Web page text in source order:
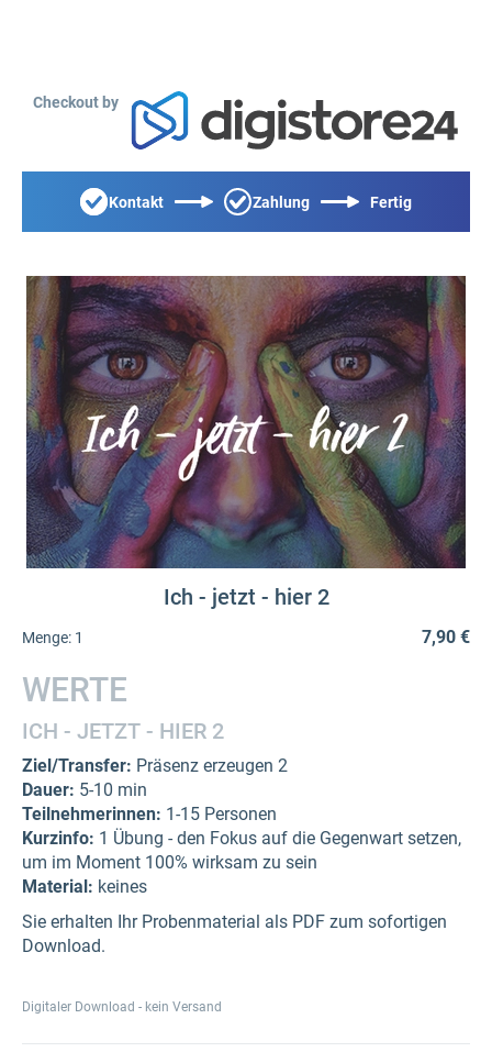
Checkout by
Kontakt Zahlung Fertig
Ich - jetzt - hier 2
Menge: 1 7,90 €
WERTE
ICH - JETZT - HIER 2
Ziel/Transfer: Präsenz erzeugen 2
Dauer: 5-10 min
Teilnehmerinnen: 1-15 Personen
Kurzinfo: 1 Übung - den Fokus auf die Gegenwart setzen,
um im Moment 100% wirksam zu sein
Material: keines
Sie erhalten Ihr Probenmaterial als PDF zum sofortigen
Download.
Digitaler Download - kein Versand